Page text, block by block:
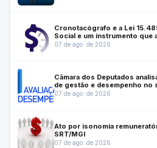
Cronotacógrafo e a Lei
Social e um instrumento que
07 de ago. de 2026
Câmara dos Deputados
de gestão e desempenho no
07 de ago. de 2026
Ato por isonomia
SRT/MGI
07 de ago. de 2026